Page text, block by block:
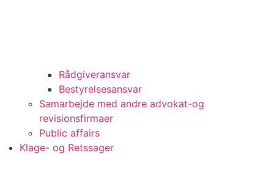
Rådgiveransvar
Bestyrelsesansvar
Samarbejde med andre advokat-og
revisionsfirmaer
Public affairs
Klage- og Retssager